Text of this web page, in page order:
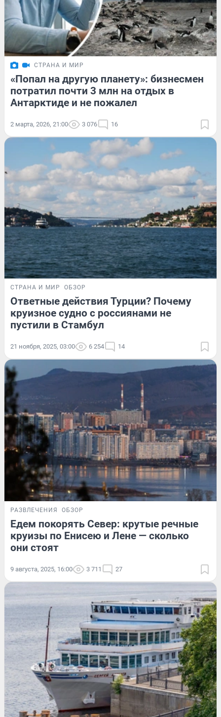
СТРАНА И МИР
«Попал на другую планету»: бизнесмен
потратил почти 3 млн на отдых в
Антарктиде и не пожалел
2 марта, 2026, 21:00 3 076 16
СТРАНА И МИР ОБЗОР
Ответные действия Турции? Почему
круизное судно с россиянами не
пустили в Стамбул
21 ноября, 2025, 03:00 6 254 14
РАЗВЛЕЧЕНИЯ ОБЗОР
Едем покорять Север: крутые речные
круизы по Енисею и Лене — сколько
они стоят
9 августа, 2025, 16:00 3 711 27